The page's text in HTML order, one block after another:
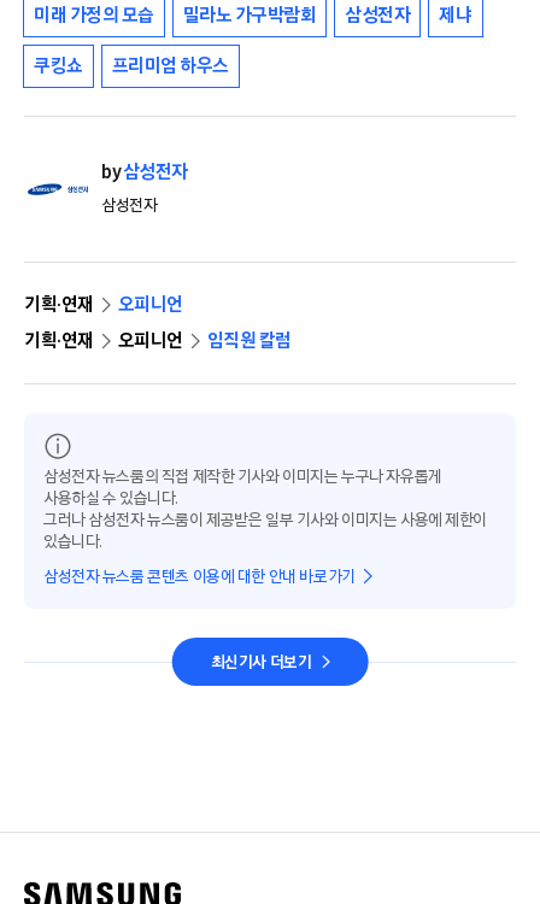
미래 가정의 모습 밀라노 가구박람회 삼성전자 제냐
쿠킹쇼 프리미엄 하우스
by삼성전자
삼성전자
기획·연재
오피니언
기획·연재
오피니언 임직원 칼럼
삼성전자 뉴스룸의 직접 제작한 기사와 이미지는 누구나 자유롭게
사용하실 수 있습니다.
그러나 삼성전자 뉴스룸이 제공받은 일부 기사와 이미지는 사용에 제한이
있습니다.
삼성전자 뉴스룸 콘텐츠 이용에 대한 안내 바로가기
최신기사 더보기